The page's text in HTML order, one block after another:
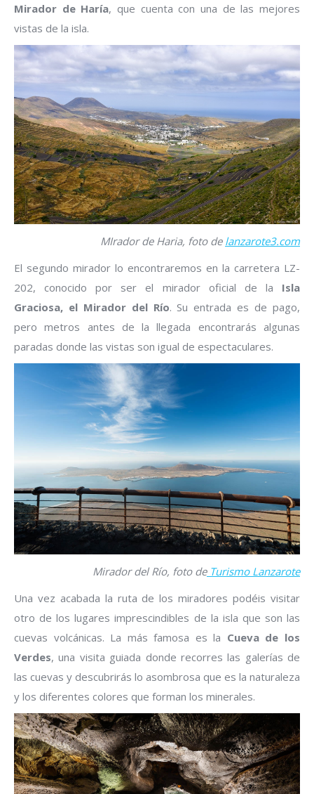
Mirador de Haría, que cuenta con una de las mejores
vistas de la isla.
MIrador de Haria, foto de lanzarote3.com
El segundo mirador lo encontraremos en la carretera LZ-
202, conocido por ser el mirador oficial de la Isla
Graciosa, el Mirador del Río. Su entrada es de pago,
pero metros antes de la llegada encontrarás algunas
paradas donde las vistas son igual de espectaculares.
Mirador del Río, foto deTurismo Lanzarote
Una vez acabada la ruta de los miradores podéis visitar
otro de los lugares imprescindibles de la isla que son las
cuevas volcánicas. La más famosa es la Cueva de los
Verdes, una visita guiada donde recorres las galerías de
las cuevas y descubrirás lo asombrosa que es la naturaleza
y los diferentes colores que forman los minerales.